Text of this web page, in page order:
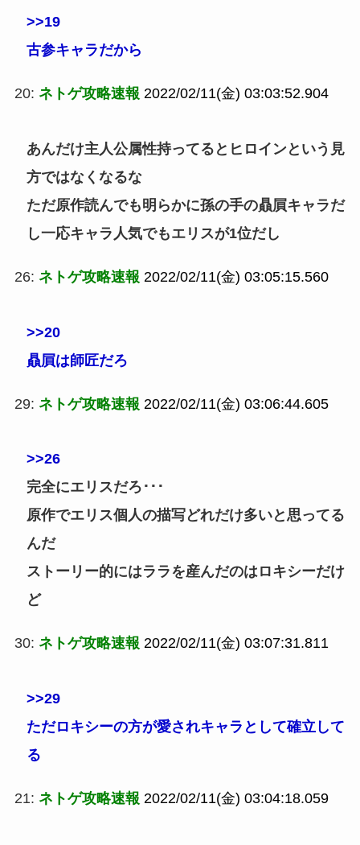
>>19
古参キャラだから
20: ネトゲ攻略速報 2022/02/11(金) 03:03:52.904
あんだけ主人公属性持ってるとヒロインという見
方ではなくなるな
ただ原作読んでも明らかに孫の手の贔屓キャラだ
し一応キャラ人気でもエリスが1位だし
26: ネトゲ攻略速報 2022/02/11(金) 03:05:15.560
>>20
贔屓は師匠だろ
29: ネトゲ攻略速報 2022/02/11(金) 03:06:44.605
>>26
完全にエリスだろ･･･
原作でエリス個人の描写どれだけ多いと思ってる
んだ
ストーリー的にはララを産んだのはロキシーだけ
ど
30: ネトゲ攻略速報 2022/02/11(金) 03:07:31.811
>>29
ただロキシーの方が愛されキャラとして確立して
る
21: ネトゲ攻略速報 2022/02/11(金) 03:04:18.059